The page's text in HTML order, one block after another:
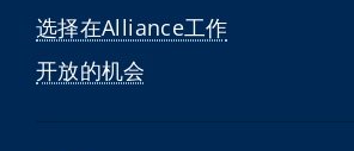
选择在Alliance工作
开放的机会